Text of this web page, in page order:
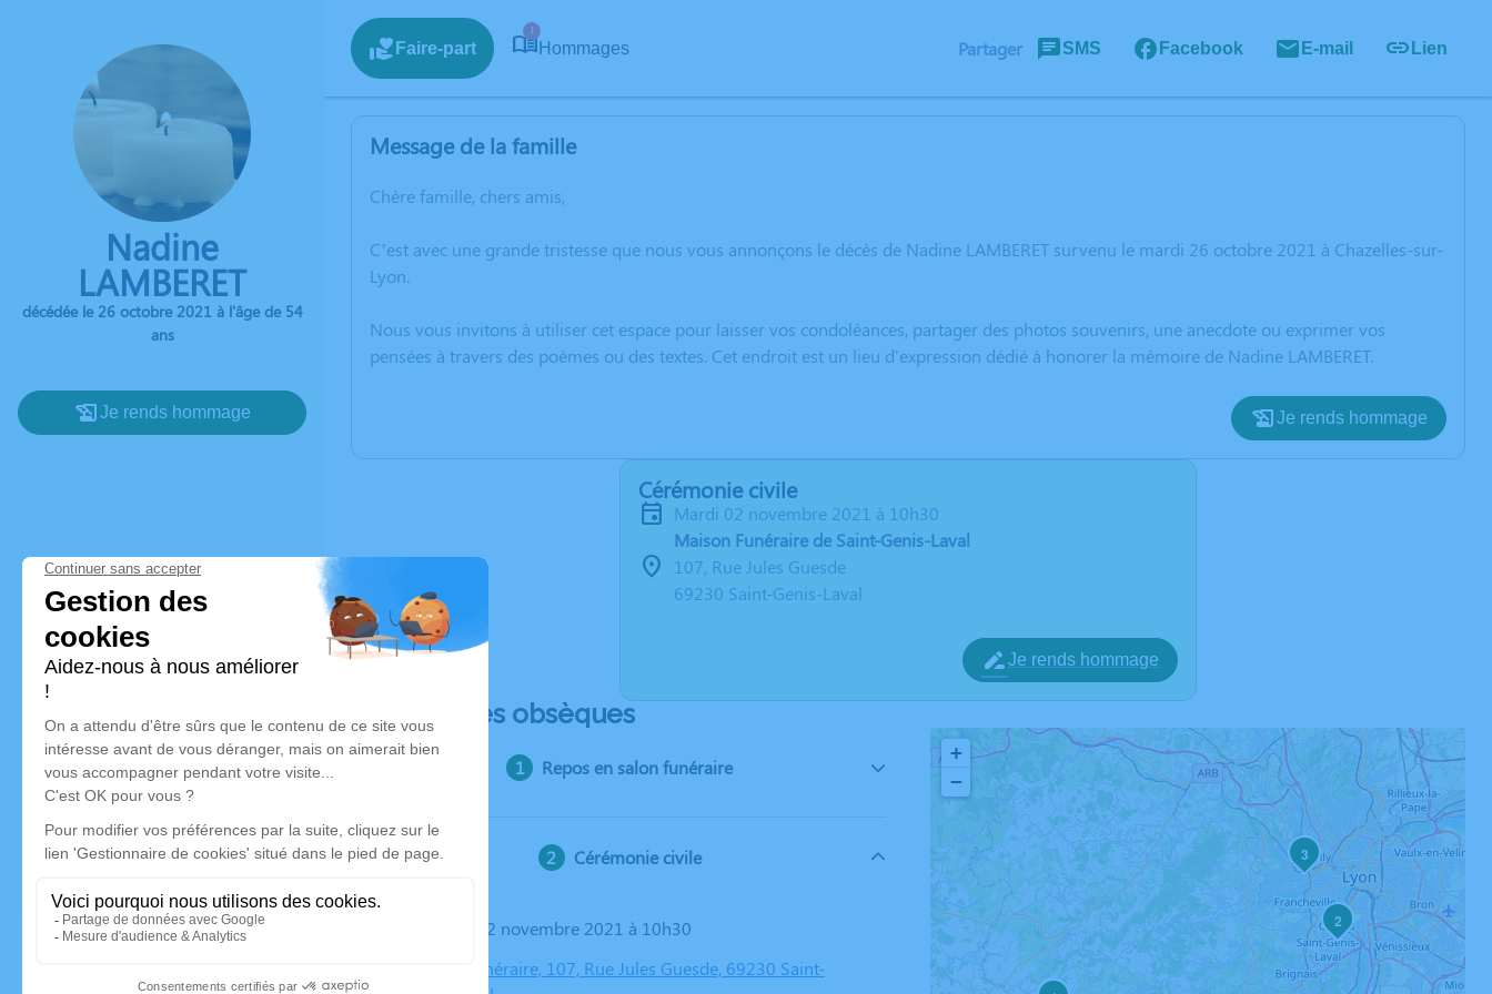
Nadine
LAMBERET
décédée le 26 octobre 2021 à l'âge de 54
ans
Je rends hommage
Faire-part
1
Hommages Partager SMS Facebook E-mail Lien
Message de la famille
Chère famille, chers amis,
C’est avec une grande tristesse que nous vous annonçons le décès de Nadine LAMBERET survenu le mardi 26 octobre 2021 à Chazelles-sur-
Lyon.
Nous vous invitons à utiliser cet espace pour laisser vos condoléances, partager des photos souvenirs, une anecdote ou exprimer vos
pensées à travers des poèmes ou des textes. Cet endroit est un lieu d'expression dédié à honorer la mémoire de Nadine LAMBERET.
Je rends hommage
Cérémonie civile
mardi 02 novembre 2021 à 10h30
Maison Funéraire de Saint-Genis-Laval
107, Rue Jules Guesde
69230 Saint-Genis-Laval
Je rends hommage
Déroulé des obsèques
Repos en salon funéraire
Cérémonie civile
Le mardi 02 novembre 2021 à 10h30
Maison Funéraire, 107, Rue Jules Guesde, 69230 Saint-
2
3
+
−